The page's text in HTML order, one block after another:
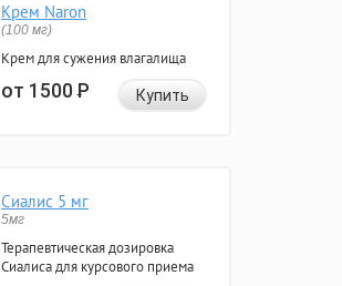
Крем Naron
(100 мг)
Крем для сужения влагалища
от 1500Р Купить
Сиалис 5 мг
5мг
Терапевтическая дозировка
Сиалиса для курсового приема